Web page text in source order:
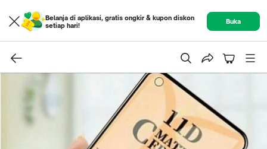
Belanja di aplikasi, gratis ongkir & kupon diskon
setiap hari!
Buka